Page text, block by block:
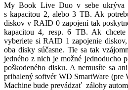
My Book Live Duo v sebe ukrýva
s kapacitou 2, alebo 3 TB. Ak
diskov v RAID 0 zapojení tak
kapacitou 4, resp. 6 TB. Ak chcete
vyberiete si RAID 1 zapojenie diskov,
oba disky súčasne. Tie sa tak
jedného z nich je možné jednoducho
poškodeného disku. A nemusíte sa
pribalený softvér WD SmartWare (pre
Machine bude prevádzať zálohy